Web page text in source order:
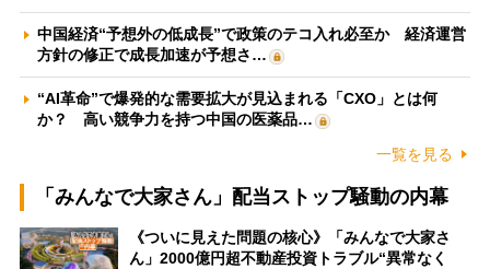
中国経済“予想外の低成長”で政策のテコ入れ必至か 経済運営
方針の修正で成長加速が予想さ…
“AI革命”で爆発的な需要拡大が見込まれる「CXO」とは何
か？ 高い競争力を持つ中国の医薬品…
一覧を見る
「みんなで大家さん」配当ストップ騒動の内幕
《ついに見えた問題の核心》「みんなで大家さ
ん」2000億円超不動産投資トラブル“異常なく